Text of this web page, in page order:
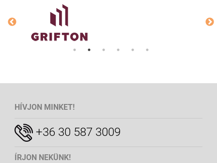
HÍVJON MINKET!
+36 30 587 3009
ÍRJON NEKÜNK!